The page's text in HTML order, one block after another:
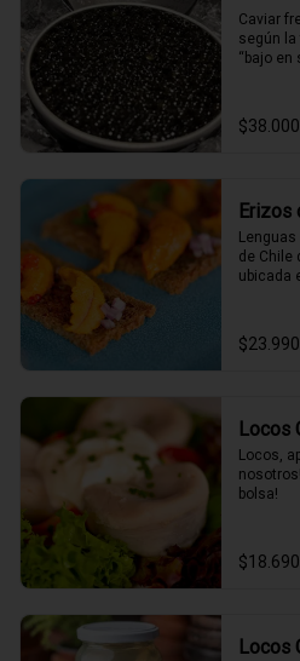
Caviar
según
“bajo en
$38.000
Erizos
de Chile
ubicada
$23.990
Locos
Locos,
bolsa!
$18.690
Locos